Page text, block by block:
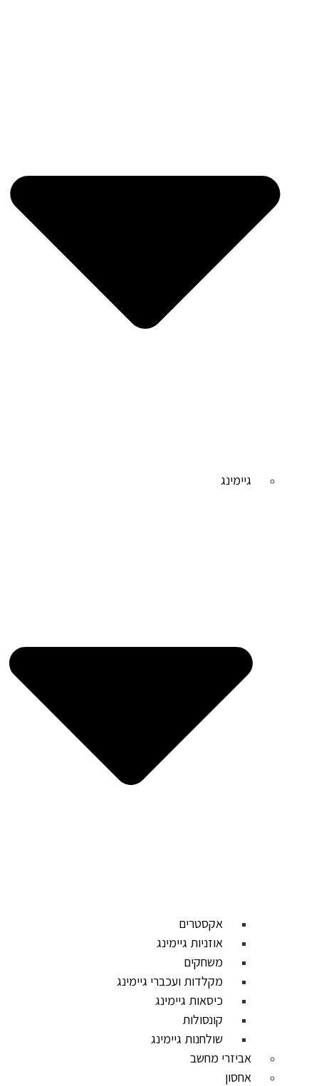
גיימינג
אקסטרים
אוזניות גיימינג
משחקים
מקלדות ועכברי גיימינג
כיסאות גיימינג
קונסולות
שולחנות גיימינג
אביזרי מחשב
אחסון